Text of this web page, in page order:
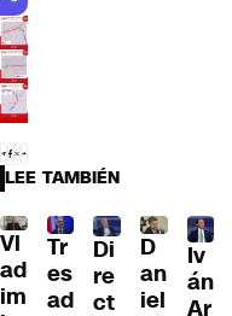
LEE TAMBIÉN
Vl
ad
im
Tr
es
ad
Di
re
ct
D
an
iel
Iv
án
Ar